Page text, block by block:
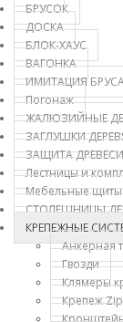
БРУСОК
ДОСКА
БЛОК-ХАУС
ВАГОНКА
ИМИТАЦИЯ
Погонаж
ЖАЛЮЗИЙНЫЕ
ЗАГЛУШКИ
ЗАЩИТА
Лестницы и
Мебельные щиты
СТОЛЕШНИЦЫ
КРЕПЕЖНЫЕ
Анкерная
Гвозди
Клямеры
Крепеж